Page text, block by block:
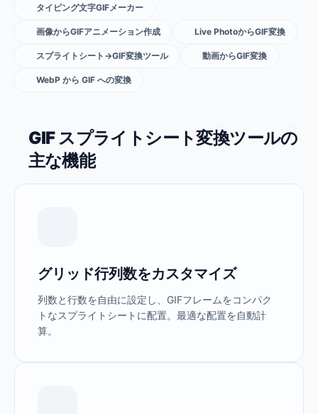
タイピング文字GIFメーカー
画像からGIFアニメーション作成 Live PhotoからGIF変換
スプライトシート→GIF変換ツール 動画からGIF変換
WebP から GIF への変換
GIF スプライトシート変換ツールの
主な機能
グリッド行列数をカスタマイズ
列数と行数を自由に設定し、GIFフレームをコンパク
トなスプライトシートに配置。最適な配置を自動計
算。